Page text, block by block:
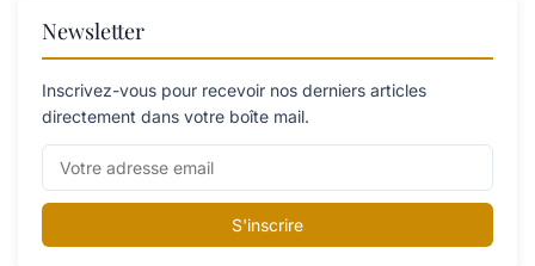
Newsletter
Inscrivez-vous pour recevoir nos derniers articles
directement dans votre boîte mail.
S'inscrire